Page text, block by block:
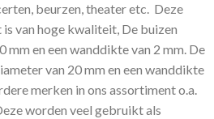
beurzen, theater etc. Deze
van hoge kwaliteit, De buizen
mm en een wanddikte van 2 mm. De
van 20 mm en een wanddikte
merken in ons assortiment o.a.
worden veel gebruikt als